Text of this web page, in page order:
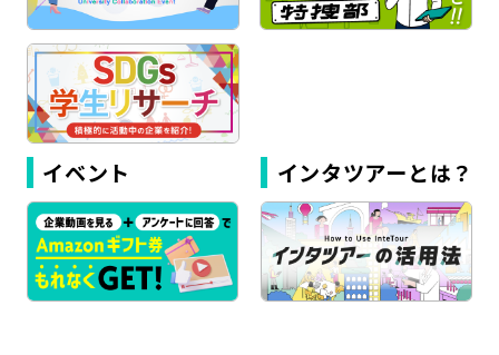
イベント インタツアーとは？